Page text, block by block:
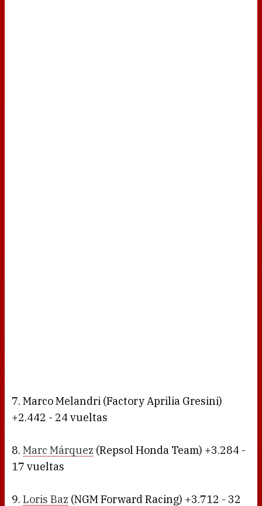
7. Marco Melandri (Factory Aprilia Gresini)
+2.442 - 24 vueltas
8. Marc Márquez (Repsol Honda Team) +3.284 -
17 vueltas
9. Loris Baz (NGM Forward Racing) +3.712 - 32